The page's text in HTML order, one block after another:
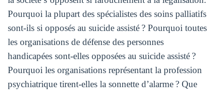
Pourquoi la plupart des spécialistes des soins palliatifs
sont-ils si opposés au suicide assisté ? Pourquoi toutes
les organisations de défense des personnes
handicapées sont-elles opposées au suicide assisté ?
Pourquoi les organisations représentant la profession
psychiatrique tirent-elles la sonnette d’alarme ? Que